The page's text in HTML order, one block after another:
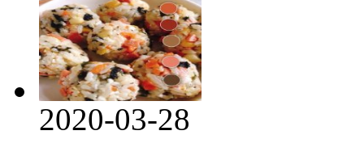
2020-03-28